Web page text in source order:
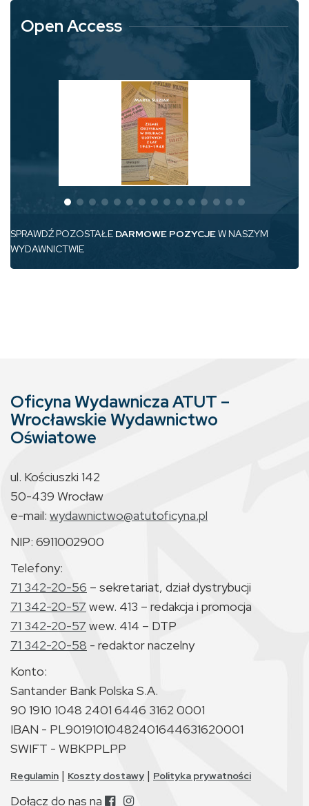
Open Access
SPRAWDŹ POZOSTAŁE DARMOWE POZYCJEW NASZYM
WYDAWNICTWIE
Oficyna Wydawnicza ATUT –
Wrocławskie Wydawnictwo
Oświatowe
ul. Kościuszki 142
50-439 Wrocław
e-mail: wydawnictwo@atutoficyna.pl
NIP: 6911002900
Telefony:
71 342-20-56 – sekretariat, dział dystrybucji
71 342-20-57 wew. 413 – redakcja i promocja
71 342-20-57 wew. 414 – DTP
71 342-20-58 - redaktor naczelny
Konto:
Santander Bank Polska S.A.
90 1910 1048 2401 6446 3162 0001
IBAN - PL90191010482401644631620001
SWIFT - WBKPPLPP
Regulamin | Koszty dostawy | Polityka prywatności
Dołącz do nas na